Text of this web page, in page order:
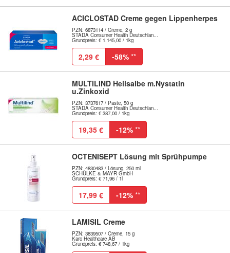
ACICLOSTAD Creme gegen Lippenherpes
PZN: 6873114 / Creme, 2 g
STADA Consumer Health Deutschlan...
Grundpreis: € 1.145,00 / 1kg
2,29 € -58% **
MULTILIND Heilsalbe m.Nystatin
u.Zinkoxid
PZN: 3737617 / Paste, 50 g
STADA Consumer Health Deutschlan...
Grundpreis: € 387,00 / 1kg
19,35 € -12% **
OCTENISEPT Lösung mit Sprühpumpe
PZN: 4830483 / Lösung, 250 ml
SCHÜLKE & MAYR GmbH
Grundpreis: € 71,96 / 1l
17,99 € -12% **
LAMISIL Creme
PZN: 3839507 / Creme, 15 g
Karo Healthcare AB
Grundpreis: € 748,67 / 1kg